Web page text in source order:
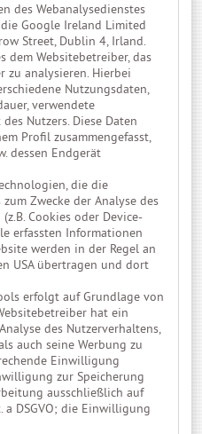
des Webanalysedienstes
Google Ireland Limited
Street, Dublin 4, Irland.
dem Websitebetreiber, das
zu analysieren. Hierbei
Nutzungsdaten,
verwendete
Nutzers. Diese Daten
Profil zusammengefasst,
dessen Endgerät
die die
Zwecke der Analyse des
Cookies oder Device-
erfassten Informationen
werden in der Regel an
USA übertragen und dort
erfolgt auf Grundlage von
hat ein
des Nutzerverhaltens,
auch seine Werbung zu
Einwilligung
zur Speicherung
ausschließlich auf
a DSGVO; die Einwilligung